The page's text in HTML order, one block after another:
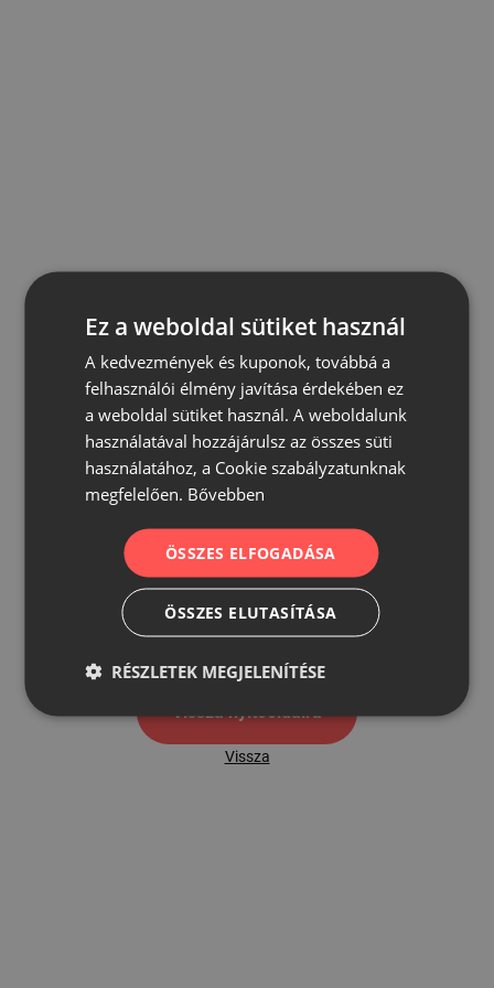
500
Vissza nyítóoldalra
Vissza
Ez a weboldal sütiket használ
A kedvezmények és kuponok, továbbá a
felhasználói élmény javítása érdekében ez
a weboldal sütiket használ. A weboldalunk
használatával hozzájárulsz az összes süti
használatához, a Cookie szabályzatunknak
megfelelően. Bővebben
ÖSSZES ELFOGADÁSA
ÖSSZES ELUTASÍTÁSA
RÉSZLETEK MEGJELENÍTÉSE